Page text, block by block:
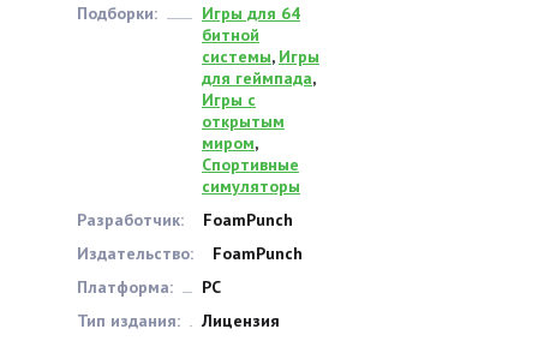
Подборки:
Игры для 64
битной
системы, Игры
для геймпада,
Игры с
открытым
миром,
Спортивные
симуляторы
Разработчик:
FoamPunch
Издательство:
FoamPunch
Платформа:
PC
Тип издания:
Лицензия